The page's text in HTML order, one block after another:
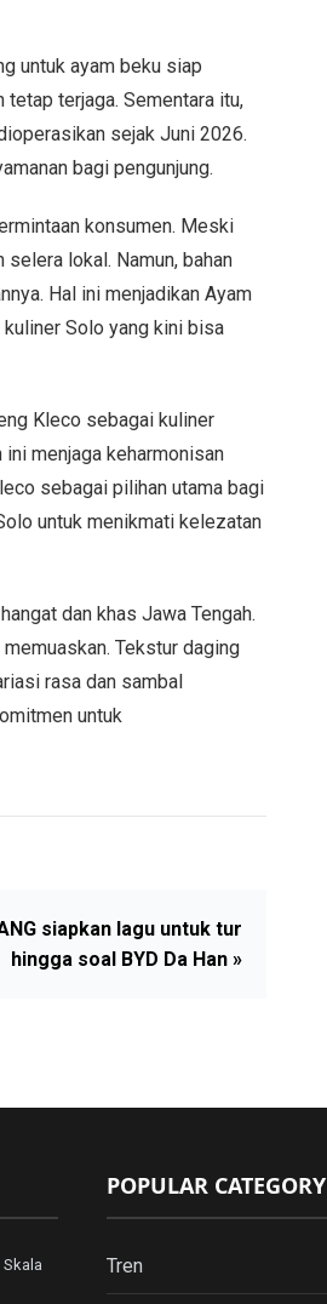
untuk ayam beku siap
terjaga. Sementara itu,
sejak Juni 2026.
bagi pengunjung.
konsumen. Meski
lokal. Namun, bahan
Hal ini menjadikan Ayam
Solo yang kini bisa
Kleco sebagai kuliner
menjaga keharmonisan
sebagai pilihan utama bagi
untuk menikmati kelezatan
dan khas Jawa Tengah.
Tekstur daging
rasa dan sambal
untuk
siapkan lagu untuk tur
hingga soal BYD Da Han »
POPULAR CATEGORY
Tren